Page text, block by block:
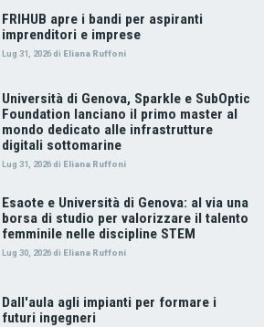
FRIHUB apre i bandi per aspiranti
imprenditori e imprese
Lug 31, 2026 di Eliana Ruffoni
Università di Genova, Sparkle e SubOptic
Foundation lanciano il primo master al
mondo dedicato alle infrastrutture
digitali sottomarine
Lug 31, 2026 di Eliana Ruffoni
Esaote e Università di Genova: al via una
borsa di studio per valorizzare il talento
femminile nelle discipline STEM
Lug 30, 2026 di Eliana Ruffoni
Dall'aula agli impianti per formare i
futuri ingegneri